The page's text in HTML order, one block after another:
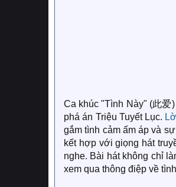
Ca khúc "Tình Này" (此爱
phá án Triệu Tuyết Lục.
gắm tình cảm ấm áp và
kết hợp với giọng hát
nghe. Bài hát không chỉ
xem qua thông điệp về